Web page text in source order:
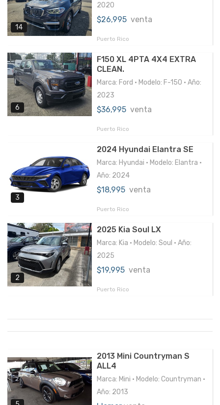
14
2020
$26,995 venta
Puerto Rico
6
F150 XL 4PTA 4X4 EXTRA
CLEAN.
Marca: Ford • Modelo: F-150 • Año:
2023
$36,995 venta
Puerto Rico
3
2024 Hyundai Elantra SE
Marca: Hyundai • Modelo: Elantra •
Año: 2024
$18,995 venta
Puerto Rico
2
2025 Kia Soul LX
Marca: Kia • Modelo: Soul • Año:
2025
$19,995 venta
Puerto Rico
2013 Mini Countryman S
ALL4
Marca: Mini • Modelo: Countryman •
Año: 2013